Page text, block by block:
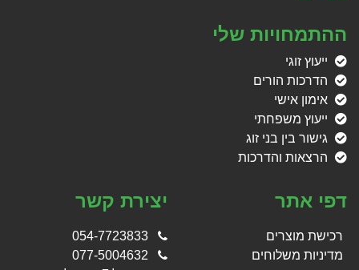
ההתמחויות שלי
ייעוץ זוגי
הדרכות הורים
אימון אישי
ייעוץ משפחתי
גישור בין בני זוג
הרצאות והדרכות
דפי אתר
רכישת מוצרים
מדיניות משלוחים
יצירת קשר
054-7723833
077-5004632